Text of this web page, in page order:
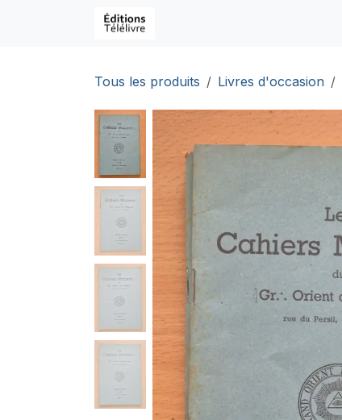
Se rendre au contenu
Tous les produits Livres d'occasion